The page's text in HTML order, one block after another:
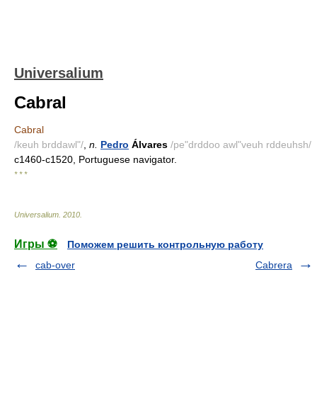
Universalium
Cabral
Cabral
/keuh brddawl"/ n. Pedro Álvares /pe"drddoo awl"veuh rddeuhsh/
c1460-c1520, Portuguese navigator.
* * *
Universalium 2010
Игры ⚽
Поможем решить контрольную работу
cab-over
Cabrera